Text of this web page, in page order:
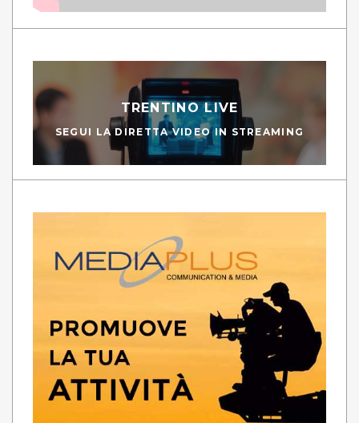
TRENTINO LIVE
SEGUI LA DIRETTA VIDEO IN STREAMING